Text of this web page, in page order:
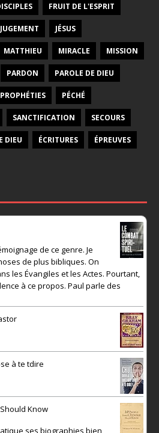
FRUIT DE L'ESPRIT
JUGEMENT JÉSUS
MATTHIEU MIRACLE MISSION
PARDON PAROLE DE DIEU
PROPHÉTIES PÉCHÉ
SANCTIFICATION SECOURS
DIEU ÉCRITURES ÉPREUVES
de ce genre. Je
de plus bibliques. On
les Évangiles et les Actes. Pourtant,
à ce propos. Paul parle des
à te tdire
Know
ses biographies bien